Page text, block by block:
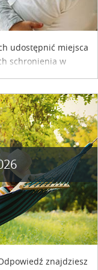
udostępnić miejsca
schronienia w
znajdziesz